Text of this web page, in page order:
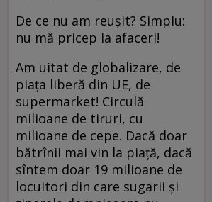
De ce nu am reuşit? Simplu:
nu mă pricep la afaceri!
Am uitat de globalizare, de
piaţa liberă din UE, de
supermarket! Circulă
milioane de tiruri, cu
milioane de cepe. Dacă doar
bătrînii mai vin la piaţă, dacă
sîntem doar 19 milioane de
locuitori din care sugarii şi